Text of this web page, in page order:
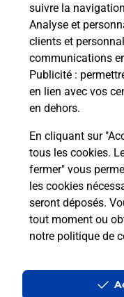
suivre la
Analyse et
clients et
communications
Publicité :
en lien avec vos
en dehors.
En cliquant sur
tous les cookies.
fermer" vous
les cookies
seront déposés.
tout moment ou
notre politique de
Boîte aux
Prochaine
26 Place Du Village
01380 Bage
Localiser Liste Boîtes
Accessibilité :